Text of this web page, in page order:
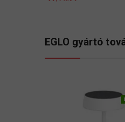
EGLO gyártó